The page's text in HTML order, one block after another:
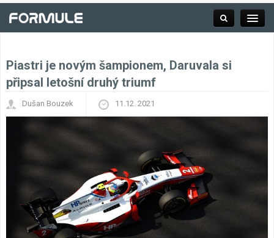
Závodní série
Kalendář F1
Výsledky F1
Piastri je novým šampionem, Daruvala si
připsal letošní druhý triumf
Dušan Bouzek 11.12. 2021